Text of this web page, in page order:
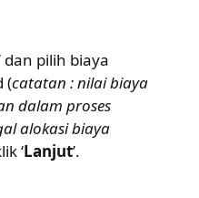
dan pilih biaya
(catatan : nilai biaya
dalam proses
alokasi biaya
‘Lanjut’.